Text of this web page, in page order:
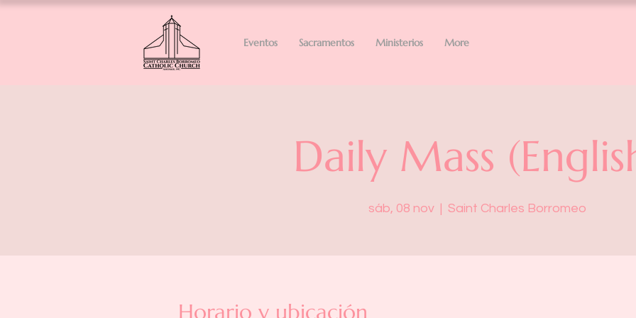
Eventos Sacramentos Ministerios More
Daily Mass
sáb, 08 nov
  |
Saint Charles Borromeo
Horario y ubicación